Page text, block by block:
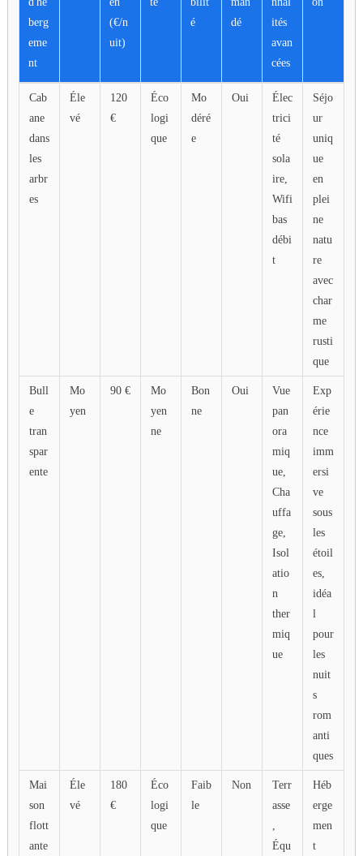
Tableau
interactif
des
différents
caractéristiques
principales.
berg
eme
nt
(€/n
uit)
é
dé
ités
avan
cées
Cab
ane
dans
les
arbr
es
Éle
vé
120
€
Éco
logi
que
Mo
déré
e
Oui
Élec
trici
té
sola
ire,
Wifi
bas
débi
t
Séjo
ur
uniq
ue
en
plei
ne
natu
re
avec
char
me
rusti
que
Bull
e
tran
spar
ente
Mo
yen
90 €
Mo
yen
ne
Bon
ne
Oui
Vue
pan
ora
miq
ue,
Cha
uffa
ge,
Isol
atio
n
ther
miq
ue
Exp
érie
nce
imm
ersi
ve
sous
les
étoil
es,
idéa
l
pour
les
nuit
s
rom
anti
ques
Mai
son
flott
ante
Éle
vé
180
€
Éco
logi
que
Faib
le
Non
Terr
asse
Équ
Héb
erge
men
t